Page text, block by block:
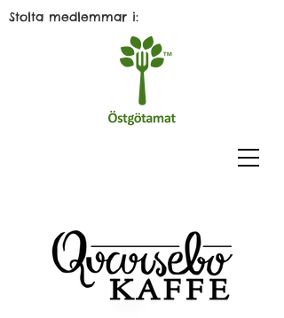
Stolta medlemmar i: